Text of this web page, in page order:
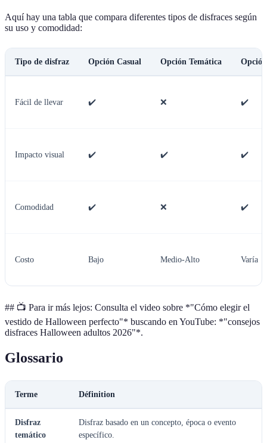
Aquí hay una tabla que compara diferentes tipos de disfraces según
su uso y comodidad:
Tipo de disfraz Opción Casual Opción Temática
Fácil de llevar ✔️ ❌ ✔️
Impacto visual ✔️ ✔️ ✔️
Comodidad ✔️ ❌ ✔️
Costo Bajo Medio-Alto Varía
## 📺 Para ir más lejos: Consulta el video sobre *"Cómo elegir el
vestido de Halloween perfecto"* buscando en YouTube: *"consejos
disfraces Halloween adultos 2026"*.
Glossario
Terme Définition
Disfraz
temático
Disfraz basado en un concepto, época o evento
específico.